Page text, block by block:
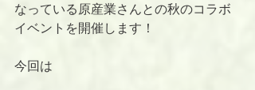
なっている原産業さんとの秋のコラボ
イベントを開催します！
今回は